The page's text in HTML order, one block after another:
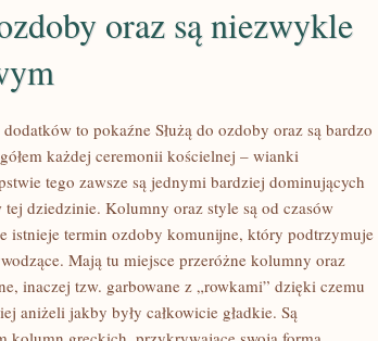
oraz są niezwykle
to pokaźne Służą do ozdoby oraz są bardzo
każdej ceremonii kościelnej – wianki
tego zawsze są jednymi bardziej dominujących
tej dziedzinie. Kolumny oraz style są od czasów
istnieje termin ozdoby komunijne, który podtrzymuje
Mają tu miejsce przeróżne kolumny oraz
inaczej tzw. garbowane z „rowkami” dzięki czemu
aniżeli jakby były całkowicie gładkie. Są